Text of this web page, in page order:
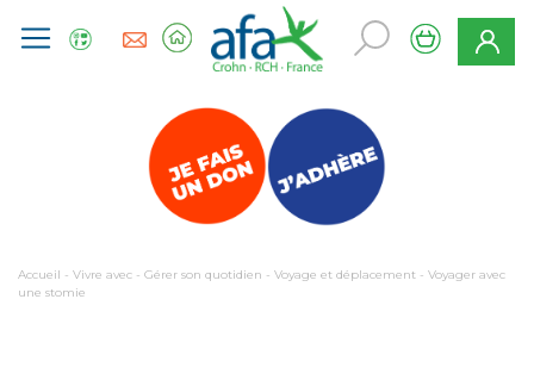
Accueil - Vivre avec - Gérer son quotidien - Voyage et déplacement - Voyager avec
une stomie